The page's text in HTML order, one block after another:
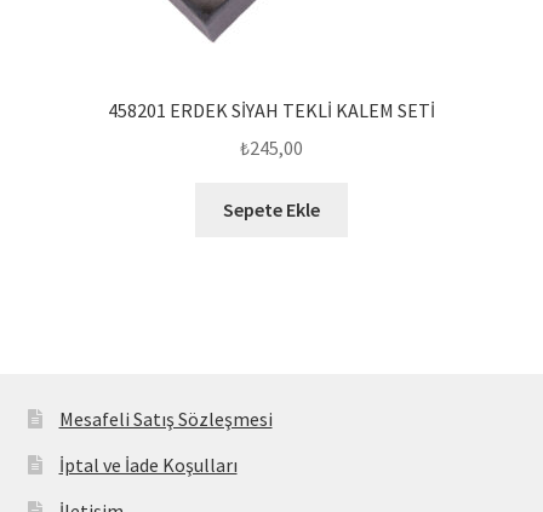
458201 ERDEK SİYAH TEKLİ KALEM SETİ
₺245,00
Sepete Ekle
Mesafeli Satış Sözleşmesi
İptal ve İade Koşulları